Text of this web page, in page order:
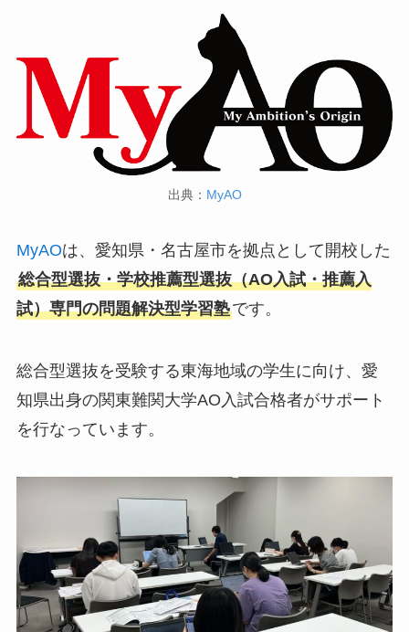
出典： MyAO
MyAOは、愛知県・名古屋市を拠点として開校した
総合型選抜・学校推薦型選抜（AO入試・推薦入
試）専門の問題解決型学習塾です。
総合型選抜を受験する東海地域の学生に向け、愛
知県出身の関東難関大学AO入試合格者がサポート
を行なっています。